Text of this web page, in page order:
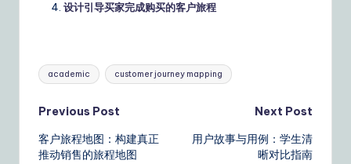
设计引导买家完成购买的客户旅程
Tags:
academic customer journey mapping
Post
navigation
Previous Post
客户旅程地图：构建真正
推动销售的旅程地图
Next Post
用户故事与用例：学生清
晰对比指南